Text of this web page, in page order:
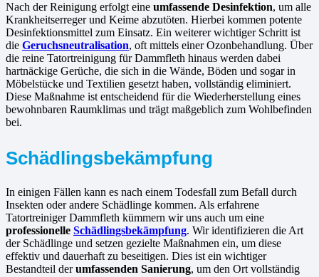
Nach der Reinigung erfolgt eine umfassende Desinfektion, um alle
Krankheitserreger und Keime abzutöten. Hierbei kommen potente
Desinfektionsmittel zum Einsatz. Ein weiterer wichtiger Schritt ist
die Geruchsneutralisation, oft mittels einer Ozonbehandlung. Über
die reine Tatortreinigung für Dammfleth hinaus werden dabei
hartnäckige Gerüche, die sich in die Wände, Böden und sogar in
Möbelstücke und Textilien gesetzt haben, vollständig eliminiert.
Diese Maßnahme ist entscheidend für die Wiederherstellung eines
bewohnbaren Raumklimas und trägt maßgeblich zum Wohlbefinden
bei.
Schädlingsbekämpfung
In einigen Fällen kann es nach einem Todesfall zum Befall durch
Insekten oder andere Schädlinge kommen. Als erfahrene
Tatortreiniger Dammfleth kümmern wir uns auch um eine
professionelle Schädlingsbekämpfung. Wir identifizieren die Art
der Schädlinge und setzen gezielte Maßnahmen ein, um diese
effektiv und dauerhaft zu beseitigen. Dies ist ein wichtiger
Bestandteil derumfassenden Sanierung, um den Ort vollständig